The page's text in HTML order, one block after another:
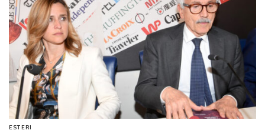
ESTERI